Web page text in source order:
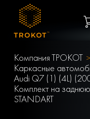
Компания ТРОКОТ
Каркасные
Audi Q7 (1) (4L)
Комплект на
STANDART